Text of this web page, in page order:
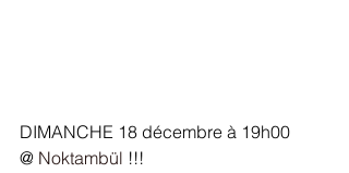
DIMANCHE 18 décembre à 19h00
@ Noktambül !!!